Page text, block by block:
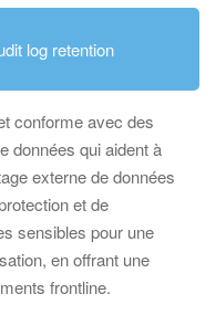
log retention
conforme avec des
données qui aident à
externe de données
et de
sensibles pour une
en offrant une
frontline.